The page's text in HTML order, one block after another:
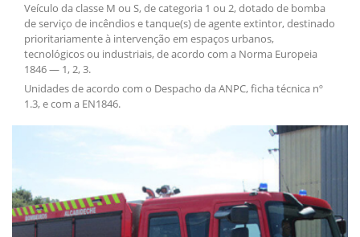
Veículo da classe M ou S, de categoria 1 ou 2, dotado de bomba
de serviço de incêndios e tanque(s) de agente extintor, destinado
prioritariamente à intervenção em espaços urbanos,
tecnológicos ou industriais, de acordo com a Norma Europeia
1846 — 1, 2, 3.
Unidades de acordo com o Despacho da ANPC, ficha técnica nº
1.3, e com a EN1846.